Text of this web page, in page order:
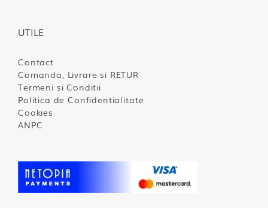
UTILE
Contact
Comanda, Livrare si RETUR
Termeni si Conditii
Politica de Confidentialitate
Cookies
ANPC